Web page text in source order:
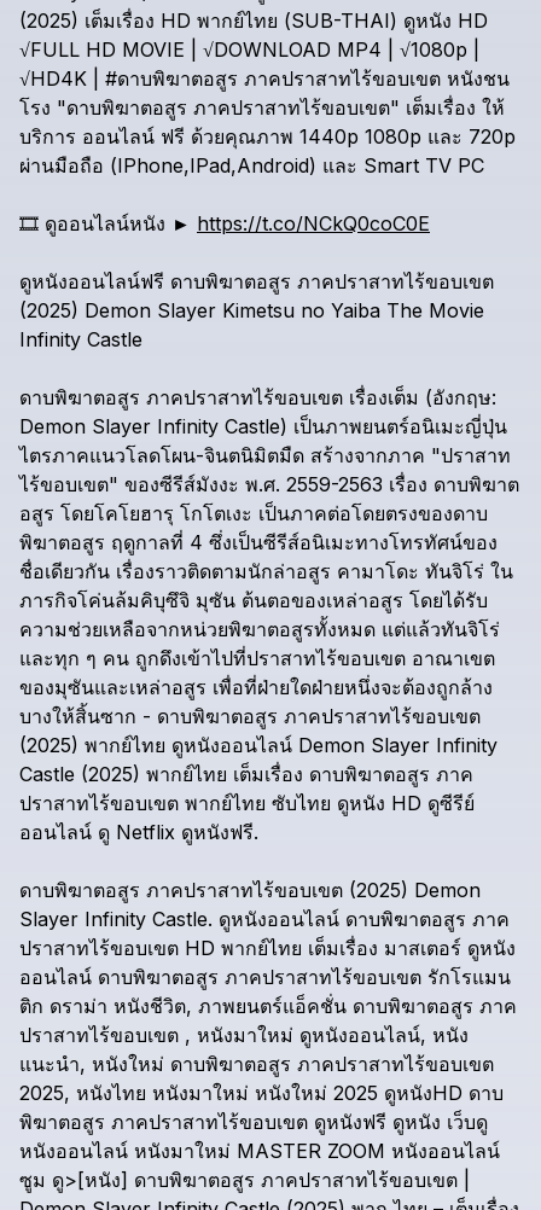
(2025) เต็มเรื่อง HD พากย์ไทย (SUB-THAI) ดูหนัง HD
√FULL HD MOVIE √DOWNLOAD MP4 √1080p
√HD4K
#ดาบพิฆาตอสูร ภาคปราสาทไร้ขอบเขต หนังชน
โรง "ดาบพิฆาตอสูร ภาคปราสาทไร้ขอบเขต" เต็มเรื่อง ให้
บริการ ออนไลน์ ฟรี ด้วยคุณภาพ 1440p 1080p และ 720p
ผ่านมือถือ (IPhone,IPad,Android) และ Smart TV PC
🎞️ ดูออนไลน์หนัง ► https://t.co/NCkQ0coC0E
ดูหนังออนไลน์ฟรี ดาบพิฆาตอสูร ภาคปราสาทไร้ขอบเขต
(2025) Demon Slayer Kimetsu no Yaiba The Movie
Infinity Castle
ดาบพิฆาตอสูร ภาคปราสาทไร้ขอบเขต เรื่องเต็ม (อังกฤษ:
Demon Slayer Infinity Castle) เป็นภาพยนตร์อนิเมะญี่ปุ่น
ไตรภาคแนวโลดโผน-จินตนิมิตมืด สร้างจากภาค "ปราสาท
ไร้ขอบเขต" ของซีรีส์มังงะ พ.ศ. 2559-2563 เรื่อง ดาบพิฆาต
อสูร โดยโคโยฮารุ โกโตเงะ เป็นภาคต่อโดยตรงของดาบ
พิฆาตอสูร ฤดูกาลที่ 4 ซึ่งเป็นซีรีส์อนิเมะทางโทรทัศน์ของ
ชื่อเดียวกัน เรื่องราวติดตามนักล่าอสูร คามาโดะ ทันจิโร่ ใน
ภารกิจโค่นล้มคิบุซึจิ มุซัน ต้นตอของเหล่าอสูร โดยได้รับ
ความช่วยเหลือจากหน่วยพิฆาตอสูรทั้งหมด แต่แล้วทันจิโร่
และทุก ๆ คน ถูกดึงเข้าไปที่ปราสาทไร้ขอบเขต อาณาเขต
ของมุซันและเหล่าอสูร เพื่อที่ฝ่ายใดฝ่ายหนึ่งจะต้องถูกล้าง
บางให้สิ้นซาก - ดาบพิฆาตอสูร ภาคปราสาทไร้ขอบเขต
(2025) พากย์ไทย ดูหนังออนไลน์ Demon Slayer Infinity
Castle (2025) พากย์ไทย เต็มเรื่อง ดาบพิฆาตอสูร ภาค
ปราสาทไร้ขอบเขต พากย์ไทย ซับไทย ดูหนัง HD ดูซีรีย์
ออนไลน์ ดู Netflix ดูหนังฟรี.
ดาบพิฆาตอสูร ภาคปราสาทไร้ขอบเขต (2025) Demon
Slayer Infinity Castle. ดูหนังออนไลน์ ดาบพิฆาตอสูร ภาค
ปราสาทไร้ขอบเขต HD พากย์ไทย เต็มเรื่อง มาสเตอร์ ดูหนัง
ออนไลน์ ดาบพิฆาตอสูร ภาคปราสาทไร้ขอบเขต รักโรแมน
ติก ดราม่า หนังชีวิต, ภาพยนตร์แอ็คชั่น ดาบพิฆาตอสูร ภาค
ปราสาทไร้ขอบเขต , หนังมาใหม่ ดูหนังออนไลน์, หนัง
แนะนำ, หนังใหม่ ดาบพิฆาตอสูร ภาคปราสาทไร้ขอบเขต
2025, หนังไทย หนังมาใหม่ หนังใหม่ 2025 ดูหนังHD ดาบ
พิฆาตอสูร ภาคปราสาทไร้ขอบเขต ดูหนังฟรี ดูหนัง เว็บดู
หนังออนไลน์ หนังมาใหม่ MASTER ZOOM หนังออนไลน์
ซูม ดู>[หนัง] ดาบพิฆาตอสูร ภาคปราสาทไร้ขอบเขต